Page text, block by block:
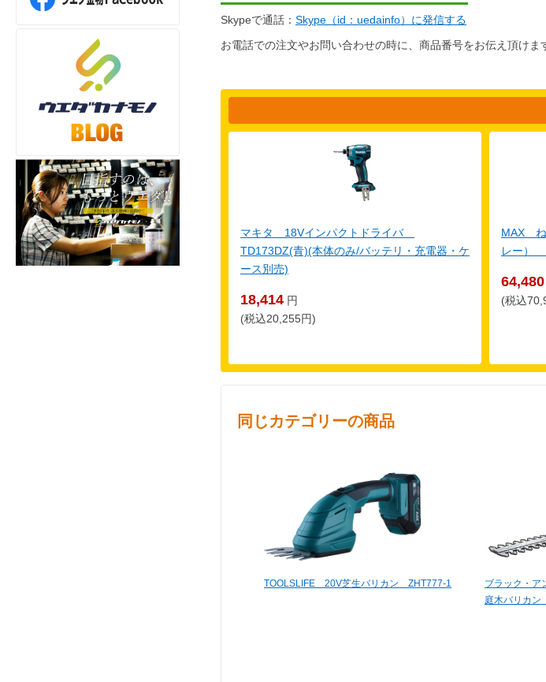
Skypeで通話： Skype（id：uedainfo）に発信する
お電話での注文やお問い合わせの時に、商品番号をお伝え頂けま
マキタ 18Vインパクトドライバ
TD173DZ(青)(本体のみ/バッテリ・充電器・ケ
ース別売)
18,414 円
(税込20,255円)
MAX ね
レー）
64,480
(税込
同じカテゴリーの商品
TOOLSLIFE 20V芝生バリカン ZHT777-1
ブラック・ア
庭木バリカ